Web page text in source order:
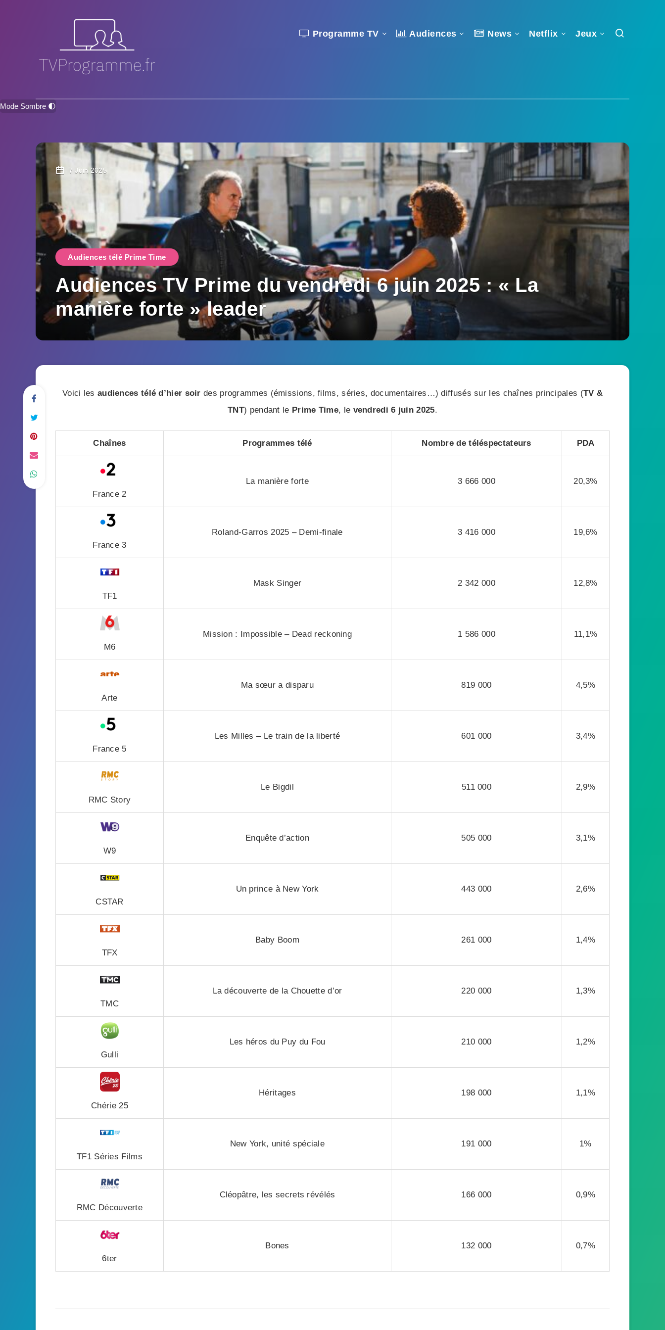
Programme TV Audiences News Netflix Jeux
Mode Sombre 🌓
7 Juin 2025
Audiences télé Prime Time
Audiences TV Prime du vendredi 6 juin 2025 : « La
manière forte » leader
Voici les audiences télé d’hier soir des programmes (émissions, films, séries, documentaires…) diffusés sur les chaînes principales (TV &
TNT) pendant le Prime Time, le vendredi 6 juin 2025.
Chaînes Programmes télé Nombre de téléspectateurs PDA
France 2
La manière forte 3 666 000 20,3%
France 3
Roland-Garros 2025 – Demi-finale 3 416 000 19,6%
TF1
Mask Singer 2 342 000 12,8%
M6
Mission : Impossible – Dead reckoning 1 586 000 11,1%
Arte
Ma sœur a disparu 819 000 4,5%
France 5
Les Milles – Le train de la liberté 601 000 3,4%
RMC Story
Le Bigdil 511 000 2,9%
W9
Enquête d’action 505 000 3,1%
CSTAR
Un prince à New York 443 000 2,6%
TFX
Baby Boom 261 000 1,4%
TMC
La découverte de la Chouette d’or 220 000 1,3%
Gulli
Les héros du Puy du Fou 210 000 1,2%
Chérie 25
Héritages 198 000 1,1%
TF1 Séries Films
New York, unité spéciale 191 000 1%
RMC Découverte
Cléopâtre, les secrets révélés 166 000 0,9%
6ter
Bones 132 000 0,7%